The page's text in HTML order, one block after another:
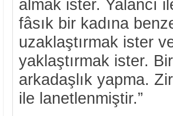
almak ister. Yalancı
fâsık bir kadına
uzaklaştırmak ister
yaklaştırmak ister.
arkadaşlık yapma.
ile lanetlenmiştir.”